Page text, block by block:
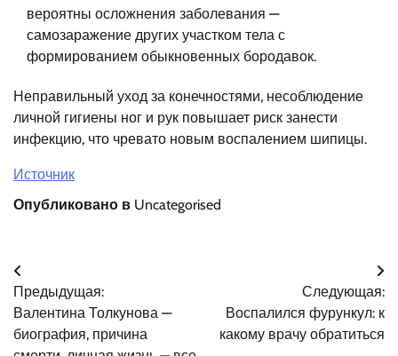
вероятны осложнения заболевания —
самозаражение других участком тела с
формированием обыкновенных бородавок.
Неправильный уход за конечностями, несоблюдение
личной гигиены ног и рук повышает риск занести
инфекцию, что чревато новым воспалением шипицы.
Источник
Опубликовано в Uncategorised
Навигация
по
записям
Предыдущая:
Валентина Толкунова —
биография, причина
Следующая:
Воспалился фурункул: к
какому врачу обратиться